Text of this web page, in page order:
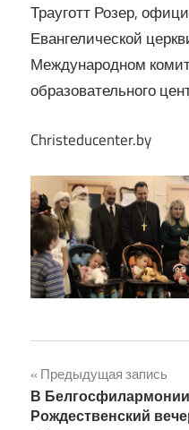
Трауготт Розер,
Евангелической
Международном
образовательного
Christeducenter.by
Навигация
по
Предыдущая запись
В Белгосфилармонии
Рождественский